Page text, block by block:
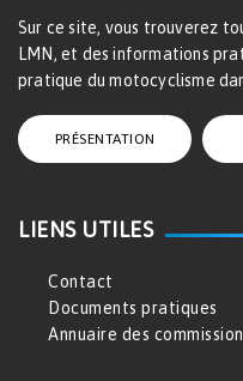
Sur ce site, vous trouverez
LMN, et des informations
pratique du motocyclisme
PRÉSENTATION
LIENS UTILES
Contact
Documents pratiques
Annuaire des